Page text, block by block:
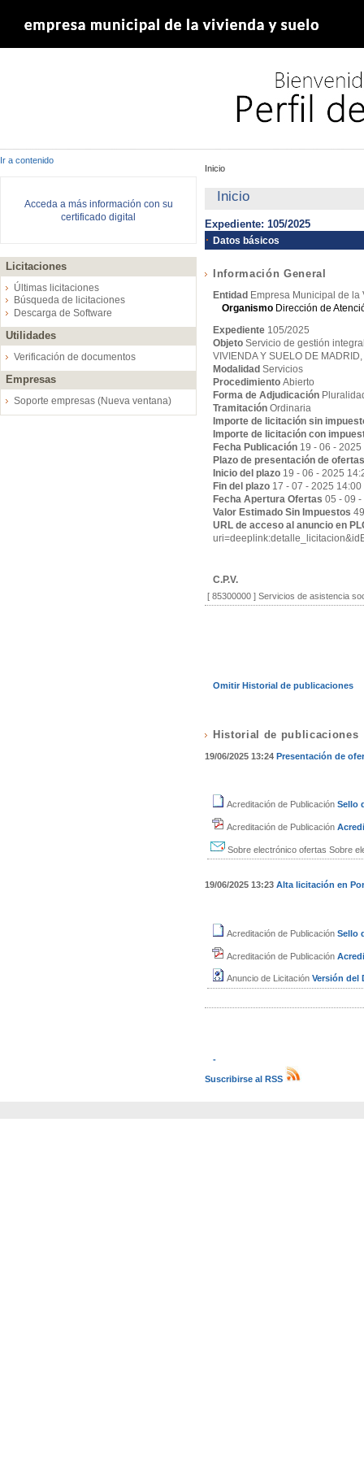
Ir a contenido
Acceda a más información con su
certificado digital
Licitaciones
Últimas licitaciones
Búsqueda de licitaciones
Descarga de Software
Utilidades
Verificación de documentos
Empresas
Soporte empresas (Nueva ventana)
Inicio
Inicio
Expediente: 105/2025
Datos básicos
Información General
Entidad Empresa Municipal de
Organismo Dirección de
Expediente 105/2025
Objeto Servicio de gestión
VIVIENDA Y SUELO DE MADRID,
Modalidad Servicios
Procedimiento Abierto
Forma de Adjudicación
Tramitación Ordinaria
Importe de licitación sin
Importe de licitación con
Fecha Publicación 19 - 06 - 2025
Plazo de presentación de ofertas
Inicio del plazo 19 - 06 - 2025
Fin del plazo 17 - 07 - 2025 14:00
Fecha Apertura Ofertas 05 - 09
Valor Estimado Sin Impuestos
URL de acceso al anuncio en
C.P.V.
[ 85300000 ]Servicios de asistencia
Omitir Historial de publicaciones
Historial de publicaciones
19/06/2025 13:24 Presentación de
Acreditación de Publicación Sello
Acreditación de Publicación
Sobre electrónico ofertas Sobre
19/06/2025 13:23 Alta licitación en
Acreditación de Publicación Sello
Acreditación de Publicación
Anuncio de Licitación Versión del
-
Suscribirse al RSS